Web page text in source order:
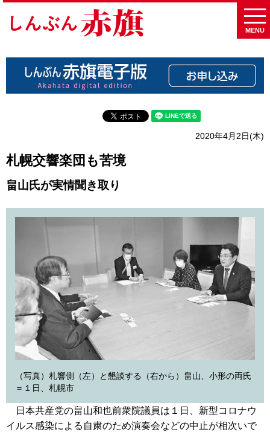
MENU
2020年4月2日(木)
札幌交響楽団も苦境
畠山氏が実情聞き取り
（写真）札響側（左）と懇談する（右から）畠山、小形の両氏
＝１日、札幌市
日本共産党の畠山和也前衆院議員は１日、新型コロナウ
イルス感染による自粛のため演奏会などの中止が相次いで